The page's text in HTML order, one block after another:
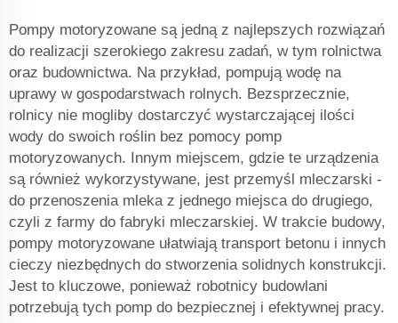
Pompy motoryzowane są jedną z najlepszych rozwiązań
do realizacji szerokiego zakresu zadań, w tym rolnictwa
oraz budownictwa. Na przykład, pompują wodę na
uprawy w gospodarstwach rolnych. Bezsprzecznie,
rolnicy nie mogliby dostarczyć wystarczającej ilości
wody do swoich roślin bez pomocy pomp
motoryzowanych. Innym miejscem, gdzie te urządzenia
są również wykorzystywane, jest przemyśl mleczarski -
do przenoszenia mleka z jednego miejsca do drugiego,
czyli z farmy do fabryki mleczarskiej. W trakcie budowy,
pompy motoryzowane ułatwiają transport betonu i innych
cieczy niezbędnych do stworzenia solidnych konstrukcji.
Jest to kluczowe, ponieważ robotnicy budowlani
potrzebują tych pomp do bezpiecznej i efektywnej pracy.